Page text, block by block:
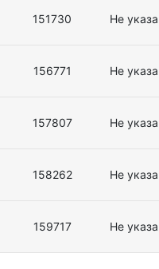
151730 Не
156771 Не
157807 Не
158262 Не
159717 Не